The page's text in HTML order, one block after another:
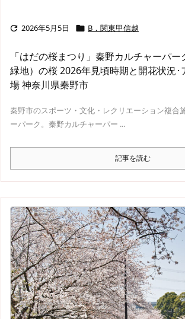
 2026年5月5日  B．関東甲信越
「はだの桜まつり」秦野カルチャーパ
緑地）の桜 2026年見頃時期と開花状況･
場 神奈川県秦野市
秦野市のスポーツ・文化・レクリエーション複合
ーパーク。秦野カルチャーパー ...
記事を読む